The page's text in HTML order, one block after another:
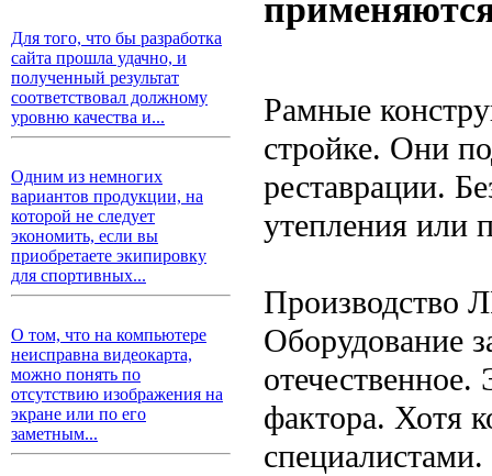
Для того, что бы разработка
сайта прошла удачно, и
полученный результат
соответствовал должному
уровню качества и...
Одним из немногих
вариантов продукции, на
которой не следует
экономить, если вы
приобретаете экипировку
для спортивных...
О том, что на компьютере
неисправна видеокарта,
можно понять по
отсутствию изображения на
экране или по его
заметным...
Рамные
стройке. Они
реставрации.
утепления или
Производство
Оборудование
отечественное.
фактора. Хотя